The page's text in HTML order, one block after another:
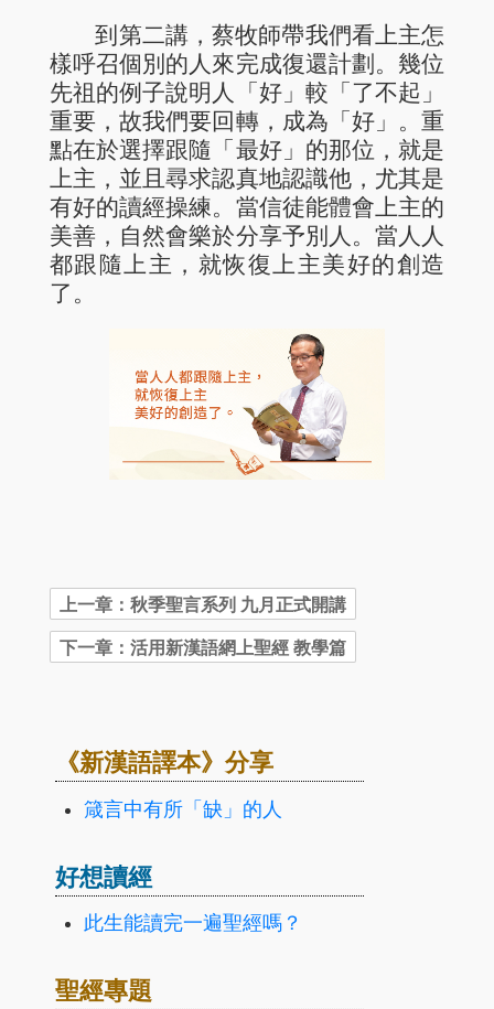
到第二講，蔡牧師帶我們看上主怎
樣呼召個別的人來完成復還計劃。幾位
先祖的例子說明人「好」較「了不起」
重要，故我們要回轉，成為「好」。重
點在於選擇跟隨「最好」的那位，就是
上主，並且尋求認真地認識他，尤其是
有好的讀經操練。當信徒能體會上主的
美善，自然會樂於分享予別人。當人人
都跟隨上主，就恢復上主美好的創造
了。
《新漢語譯本》分享
箴言中有所「缺」的人
好想讀經
此生能讀完一遍聖經嗎？
聖經專題